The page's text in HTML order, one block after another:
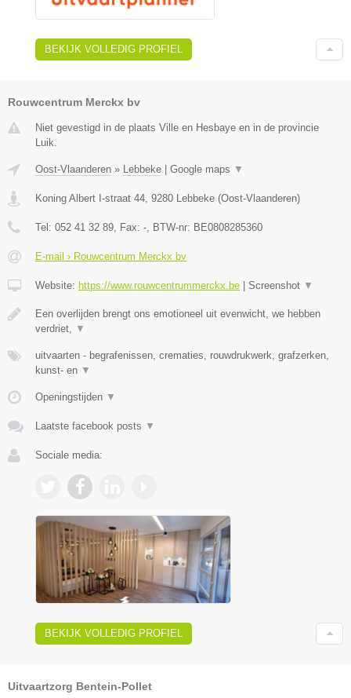
BEKIJK VOLLEDIG PROFIEL
Rouwcentrum Merckx bv
Niet gevestigd in de plaats Ville en Hesbaye en in de provincie
Luik.
Oost-Vlaanderen » Lebbeke | Google maps ▼
Koning Albert I-straat 44 9280 Lebbeke (Oost-Vlaanderen)
Tel: 052 41 32 89 , Fax: - , BTW-nr: BE0808285360
E-mail › Rouwcentrum Merckx bv
Website: https://www.rouwcentrummerckx.be | Screenshot ▼
Een overlijden brengt ons emotioneel uit evenwicht, we hebben
verdriet,
▼
uitvaarten - begrafenissen, crematies, rouwdrukwerk, grafzerken,
kunst- en ▼
Openingstijden ▼
Laatste facebook posts ▼
Sociale media:
BEKIJK VOLLEDIG PROFIEL
Uitvaartzorg Bentein-Pollet